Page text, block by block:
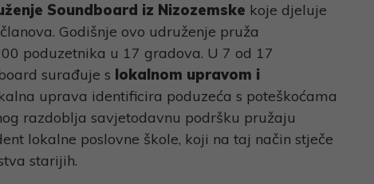
Soundboard iz Nizozemske koje djeluje
Godišnje ovo udruženje pruža
poduzetnika u 17 gradova. U 7 od 17
surađuje s lokalnom upravom i
uprava identificira poduzeća s poteškoćama
razdoblja savjetodavnu podršku pružaju
lokalne poslovne škole, koji na taj način stječe
starijih.